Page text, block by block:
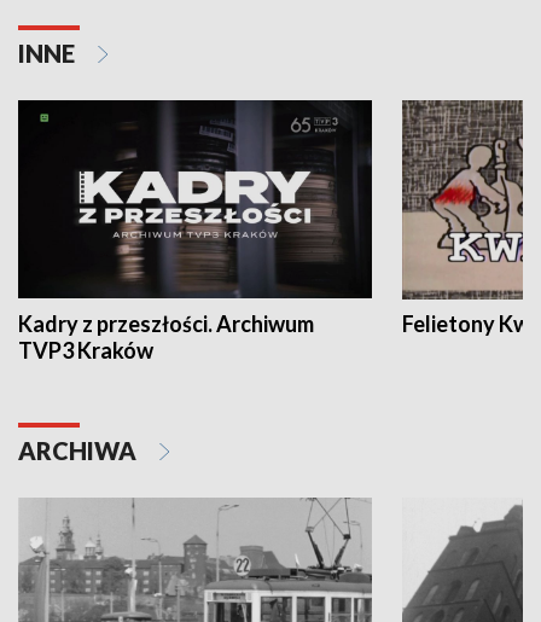
INNE
Kadry z przeszłości. Archiwum
TVP3 Kraków
Felietony
ARCHIWA